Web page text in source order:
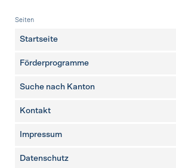
Fusszeile
Seiten
Startseite
Förderprogramme
Suche nach Kanton
weitere Seiten
Kontakt
Impressum
Datenschutz